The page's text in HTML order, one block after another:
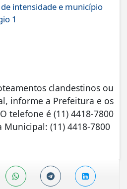
intensidade e município
1
clandestinos ou
informe a Prefeitura e os
telefone é (11) 4418-7800
(11) 4418-7800